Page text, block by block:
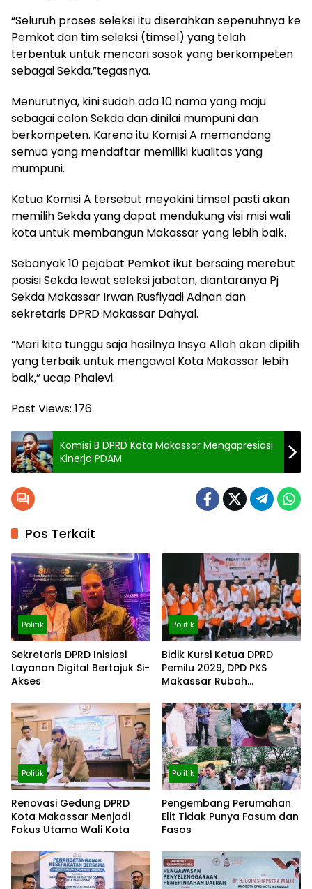
“Seluruh proses seleksi itu diserahkan sepenuhnya ke
Pemkot dan tim seleksi (timsel) yang telah
terbentuk untuk mencari sosok yang berkompeten
sebagai Sekda,”tegasnya.
Menurutnya, kini sudah ada 10 nama yang maju
sebagai calon Sekda dan dinilai mumpuni dan
berkompeten. Karena itu Komisi A memandang
semua yang mendaftar memiliki kualitas yang
mumpuni.
Ketua Komisi A tersebut meyakini timsel pasti akan
memilih Sekda yang dapat mendukung visi misi wali
kota untuk membangun Makassar yang lebih baik.
Sebanyak 10 pejabat Pemkot ikut bersaing merebut
posisi Sekda lewat seleksi jabatan, diantaranya Pj
Sekda Makassar Irwan Rusfiyadi Adnan dan
sekretaris DPRD Makassar Dahyal.
“Mari kita tunggu saja hasilnya Insya Allah akan dipilih
yang terbaik untuk mengawal Kota Makassar lebih
baik,” ucap Phalevi.
Post Views: 176
Komisi B DPRD Kota Makassar Mengapresiasi
Kinerja PDAM
Pos Terkait
Politik
Sekretaris DPRD Inisiasi
Layanan Digital Bertajuk Si-
Akses
Politik
Bidik Kursi Ketua DPRD
Pemilu 2029, DPD PKS
Makassar Rubah
Politik
Renovasi Gedung DPRD
Kota Makassar Menjadi
Fokus Utama Wali Kota
Politik
Pengembang Perumahan
Elit Tidak Punya Fasum dan
Fasos